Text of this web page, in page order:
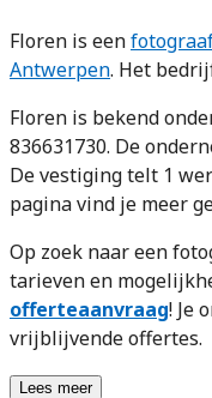
Floren is een
Antwerpen. Het
Floren is bekend
836631730. De
De vestiging telt 1
pagina vind je meer
Op zoek naar een
tarieven en
offerteaanvraag! Je
vrijblijvende offertes.
Lees meer